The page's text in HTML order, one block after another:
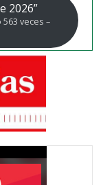
2026”
veces –